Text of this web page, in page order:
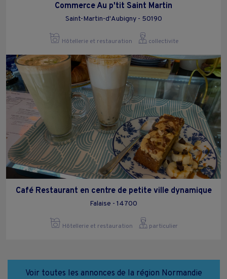
Commerce Au p'tit Saint Martin
Saint-Martin-d'Aubigny - 50190
Hôtellerie et restauration collectivite
Café Restaurant en centre de petite ville dynamique
Falaise - 14700
Hôtellerie et restauration particulier
Voir toutes les annonces de la région Normandie